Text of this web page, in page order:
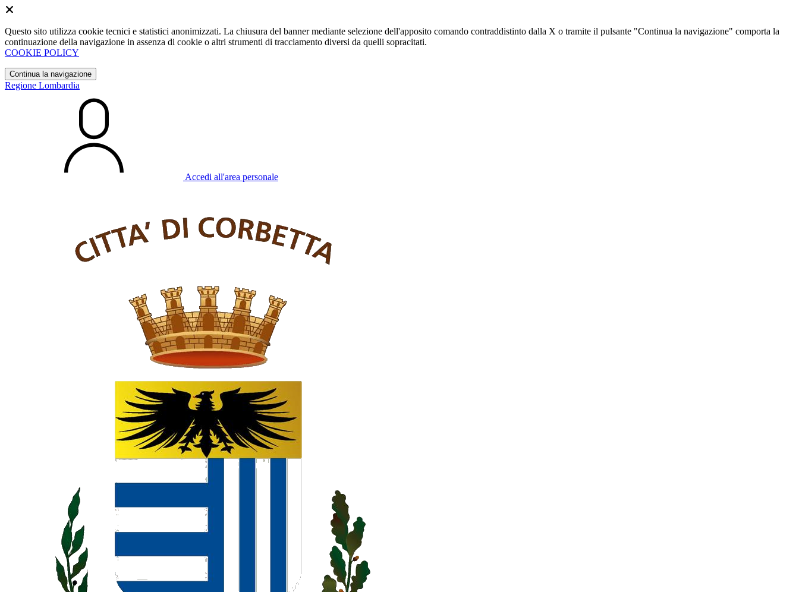
Questo sito utilizza cookie tecnici e statistici anonimizzati. La chiusura del banner mediante selezione dell'apposito comando contraddistinto dalla X o tramite il pulsante "Continua la navigazione" comporta la
continuazione della navigazione in assenza di cookie o altri strumenti di tracciamento diversi da quelli sopracitati.
COOKIE POLICY
Continua la navigazione
Regione Lombardia
Accedi all'area personale